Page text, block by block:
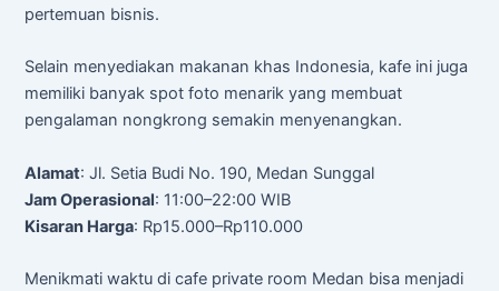
pertemuan bisnis.
Selain menyediakan makanan khas Indonesia, kafe ini juga
memiliki banyak spot foto menarik yang membuat
pengalaman nongkrong semakin menyenangkan.
Alamat: Jl. Setia Budi No. 190, Medan Sunggal
Jam Operasional: 11:00–22:00 WIB
Kisaran Harga: Rp15.000–Rp110.000
Menikmati waktu di cafe private room Medan bisa menjadi